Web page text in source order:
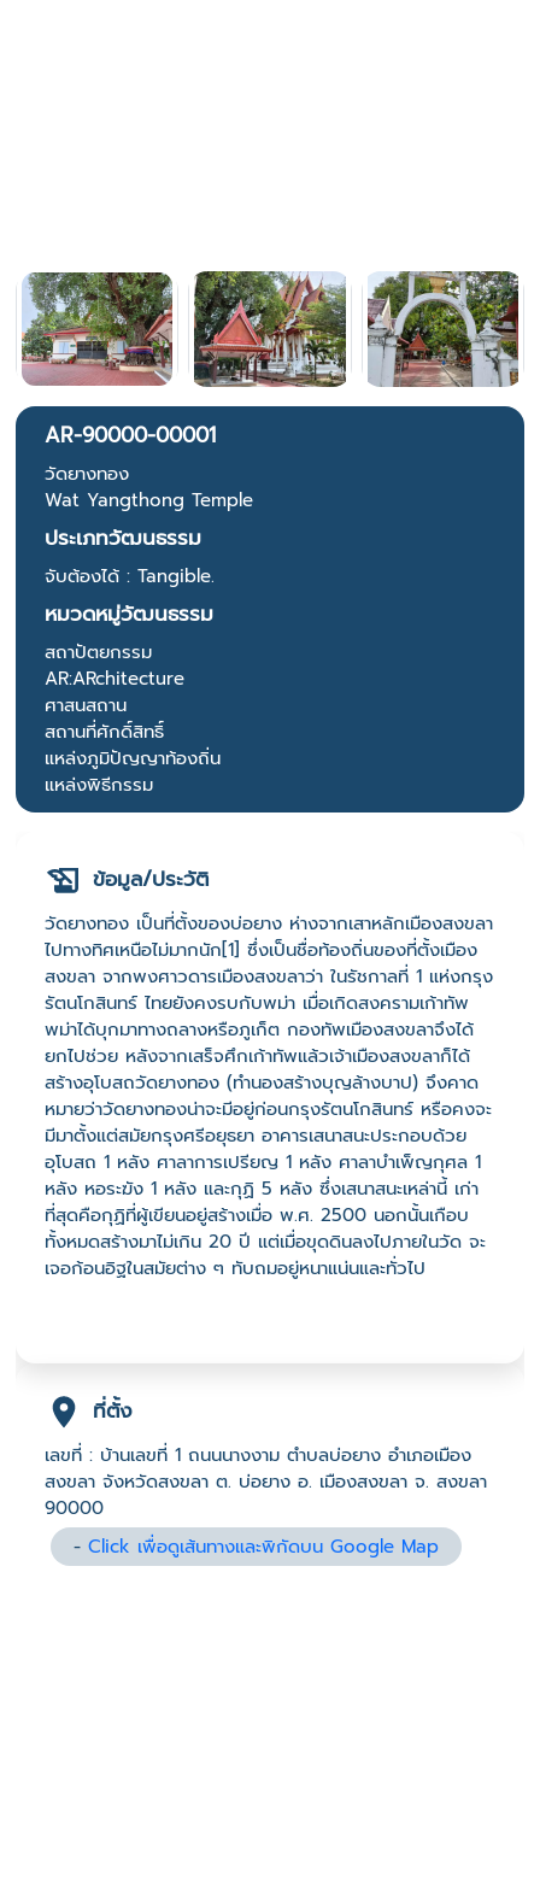
AR-90000-00001
วัดยางทอง
Wat Yangthong Temple
ประเภทวัฒนธรรม
จับต้องได้ : Tangible.
หมวดหมู่วัฒนธรรม
สถาปัตยกรรม
AR:ARchitecture
ศาสนสถาน
สถานที่ศักดิ์สิทธิ์
แหล่งภูมิปัญญาท้องถิ่น
แหล่งพิธีกรรม
ข้อมูล/ประวัติ
วัดยางทอง เป็นที่ตั้งของบ่อยาง ห่างจากเสาหลักเมืองสงขลา
ไปทางทิศเหนือไม่มากนัก[1] ซึ่งเป็นชื่อท้องถิ่นของที่ตั้งเมือง
สงขลา จากพงศาวดารเมืองสงขลาว่า ในรัชกาลที่ 1 แห่งกรุง
รัตนโกสินทร์ ไทยยังคงรบกับพม่า เมื่อเกิดสงครามเก้าทัพ
พม่าได้บุกมาทางถลางหรือภูเก็ต กองทัพเมืองสงขลาจึงได้
ยกไปช่วย หลังจากเสร็จศึกเก้าทัพแล้วเจ้าเมืองสงขลาก็ได้
สร้างอุโบสถวัดยางทอง (ทำนองสร้างบุญล้างบาป) จึงคาด
หมายว่าวัดยางทองน่าจะมีอยู่ก่อนกรุงรัตนโกสินทร์ หรือคงจะ
มีมาตั้งแต่สมัยกรุงศรีอยุธยา อาคารเสนาสนะประกอบด้วย
อุโบสถ 1 หลัง ศาลาการเปรียญ 1 หลัง ศาลาบำเพ็ญกุศล 1
หลัง หอระฆัง 1 หลัง และกุฏิ 5 หลัง ซึ่งเสนาสนะเหล่านี้ เก่า
ที่สุดคือกุฏิที่ผู้เขียนอยู่สร้างเมื่อ พ.ศ. 2500 นอกนั้นเกือบ
ทั้งหมดสร้างมาไม่เกิน 20 ปี แต่เมื่อขุดดินลงไปภายในวัด จะ
เจอก้อนอิฐในสมัยต่าง ๆ ทับถมอยู่หนาแน่นและทั่วไป
ที่ตั้ง
เลขที่ : บ้านเลขที่ 1 ถนนนางงาม ตำบลบ่อยาง อำเภอเมือง
สงขลา จังหวัดสงขลา ต. บ่อยาง อ. เมืองสงขลา จ. สงขลา
90000
-Click เพื่อดูเส้นทางและพิกัดบน Google Map